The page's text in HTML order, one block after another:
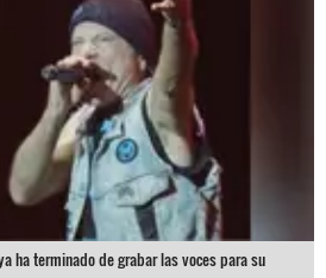
ha terminado de grabar las voces para su